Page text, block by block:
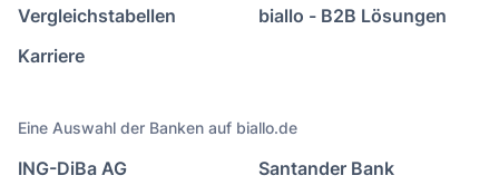
Vergleichstabellen
Karriere
biallo - B2B Lösungen
Eine Auswahl der Banken auf biallo.de
ING-DiBa AG
Santander Bank